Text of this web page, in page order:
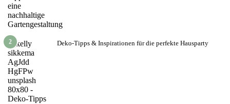
2 Deko-Tipps & Inspirationen für die perfekte Hausparty